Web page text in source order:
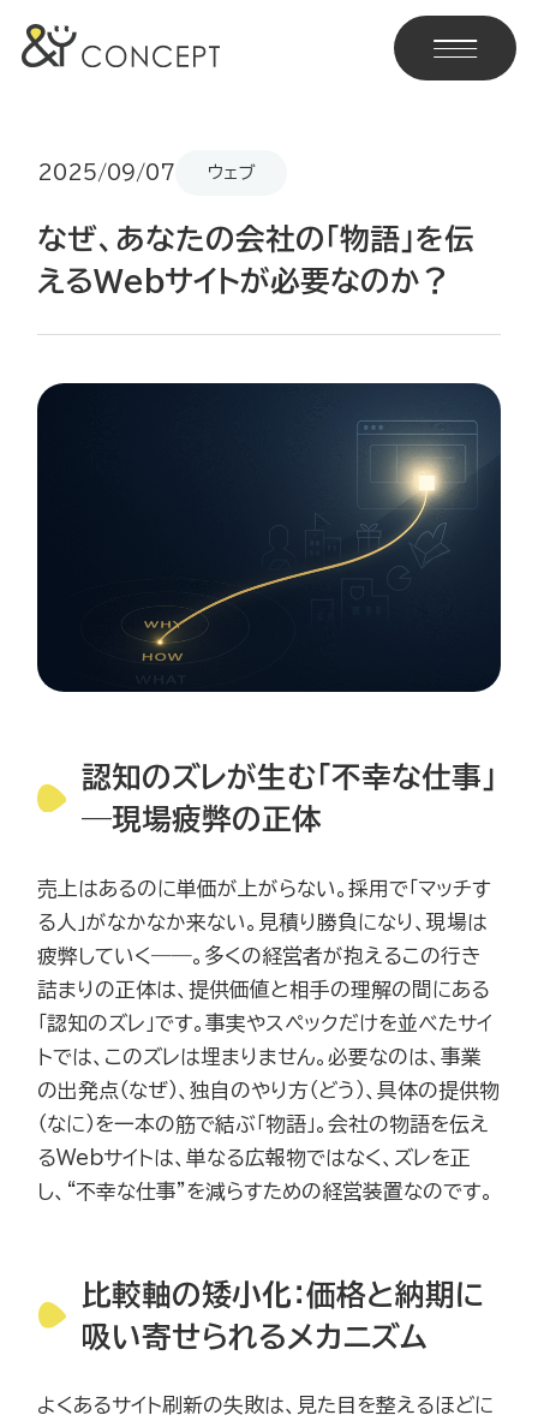
2025/09/07 ウェブ
なぜ、あなたの会社の「物語」を伝
えるWebサイトが必要なのか？
認知のズレが生む「不幸な仕事」
—現場疲弊の正体
売上はあるのに単価が上がらない。採用で「マッチす
る人」がなかなか来ない。見積り勝負になり、現場は
疲弊していく――。多くの経営者が抱えるこの行き
詰まりの正体は、提供価値と相手の理解の間にある
「認知のズレ」です。事実やスペックだけを並べたサイ
トでは、このズレは埋まりません。必要なのは、事業
の出発点（なぜ）、独自のやり方（どう）、具体の提供物
（なに）を一本の筋で結ぶ「物語」。会社の物語を伝え
るWebサイトは、単なる広報物ではなく、ズレを正
し、“不幸な仕事”を減らすための経営装置なのです。
比較軸の矮小化：価格と納期に
吸い寄せられるメカニズム
よくあるサイト刷新の失敗は、見た目を整えるほどに